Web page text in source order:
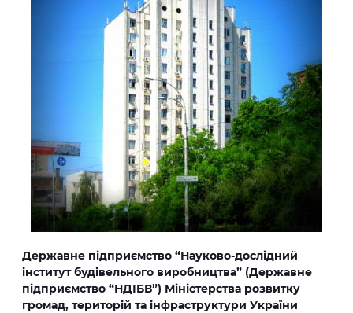
Державне підприємство “Науково-дослідний
інститут будівельного виробництва” (Державне
підприємство “НДІБВ”) Міністерства розвитку
громад, територій та інфраструктури України